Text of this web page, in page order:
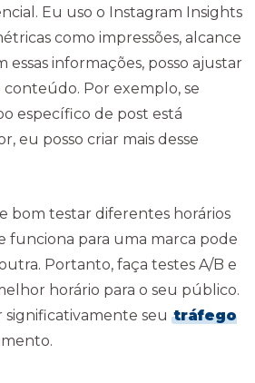
Eu uso o Instagram Insights
como impressões, alcance
essas informações, posso ajustar
Por exemplo, se
específico de post está
eu posso criar mais desse
bom testar diferentes horários
funciona para uma marca pode
Portanto, faça testes A/B e
horário para o seu público.
significativamente seu tráfego